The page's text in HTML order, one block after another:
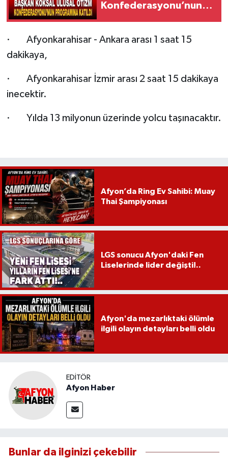
Konfederasyonu’nun
· Afyonkarahisar - Ankara arası 1 saat 15
dakikaya,
· Afyonkarahisar İzmir arası 2 saat 15 dakikaya
inecektir.
· Yılda 13 milyonun üzerinde yolcu taşınacaktır.
Afyon’da Ring Ev Sahibi: Muay
Thai Şampiyonası
LGS sonucu Afyon'daki Fen
Liselerinde lider değişti!..
Afyon'da mezarlıktaki ölümle
ilgili olayın detayları belli oldu
EDITÖR
Afyon Haber
Bunlar da ilginizi çekebilir